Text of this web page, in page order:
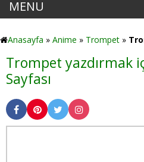
MENU
Anasayfa » Anime » Trompet »
Trompet yazdırmak
Sayfası